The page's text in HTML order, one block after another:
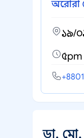
অরোরা
১৯/
৫pm
ডা.